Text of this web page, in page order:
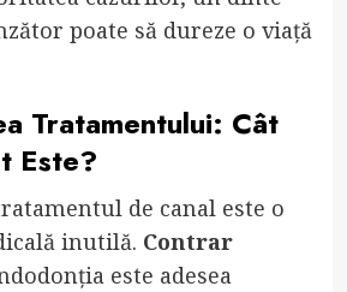
poate să dureze o viață
Tratamentului: Cât
Este?
de canal este o
inutilă. Contrar
este adesea